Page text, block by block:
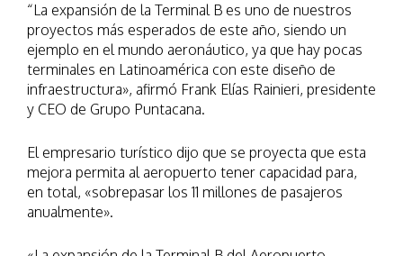
“La expansión de la Terminal B es uno de nuestros
proyectos más esperados de este año, siendo un
ejemplo en el mundo aeronáutico, ya que hay pocas
terminales en Latinoamérica con este diseño de
infraestructura», afirmó Frank Elías Rainieri, presidente
y CEO de Grupo Puntacana.
El empresario turístico dijo que se proyecta que esta
mejora permita al aeropuerto tener capacidad para,
en total, «sobrepasar los 11 millones de pasajeros
anualmente».